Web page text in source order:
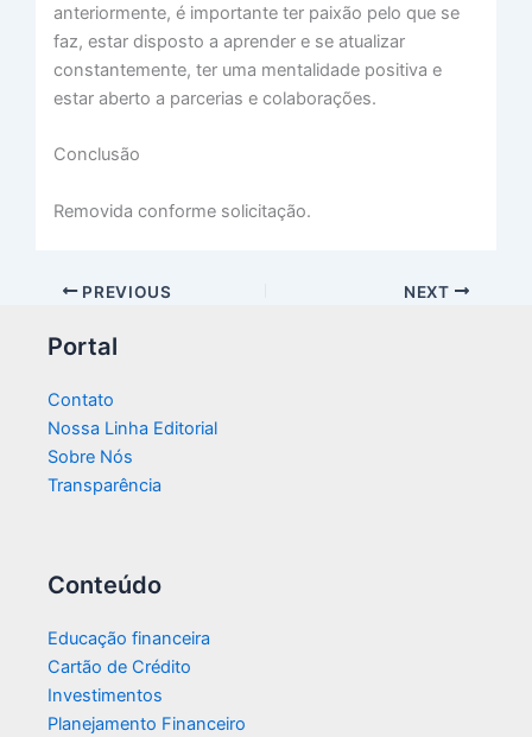
anteriormente, é importante ter paixão pelo que se
faz, estar disposto a aprender e se atualizar
constantemente, ter uma mentalidade positiva e
estar aberto a parcerias e colaborações.
Conclusão
Removida conforme solicitação.
PREVIOUS NEXT
Portal
Contato
Nossa Linha Editorial
Sobre Nós
Transparência​
Conteúdo
Educação financeira
Cartão de Crédito
Investimentos
Planejamento Financeiro